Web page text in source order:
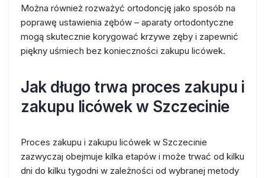
Można również rozważyć ortodoncję jako sposób na
poprawę ustawienia zębów – aparaty ortodontyczne
mogą skutecznie korygować krzywe zęby i zapewnić
piękny uśmiech bez konieczności zakupu licówek.
Jak długo trwa proces zakupu i
zakupu licówek w Szczecinie
Proces zakupu i zakupu licówek w Szczecinie
zazwyczaj obejmuje kilka etapów i może trwać od kilku
dni do kilku tygodni w zależności od wybranej metody